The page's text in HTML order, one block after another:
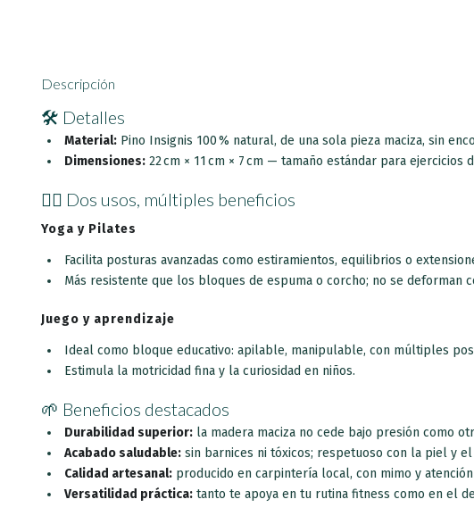
Descripción
🛠️ Detalles
Material: Pino Insignis 100 % natural, de una sola pieza maciza, sin
Dimensiones: 22 cm × 11 cm × 7 cm — tamaño estándar para
🤸‍♂️ Dos usos, múltiples beneficios
Yoga y Pilates
Facilita posturas avanzadas como estiramientos, equilibrios o
Más resistente que los bloques de espuma o corcho; no se deforman
Juego y aprendizaje
Ideal como bloque educativo: apilable, manipulable, con múltiples
Estimula la motricidad fina y la curiosidad en niños.
🌱 Beneficios destacados
Durabilidad superior: la madera maciza no cede bajo presión como
Acabado saludable: sin barnices ni tóxicos; respetuoso con la piel y
Calidad artesanal: producido en carpintería local, con mimo y atención
Versatilidad práctica: tanto te apoya en tu rutina fitness como en el